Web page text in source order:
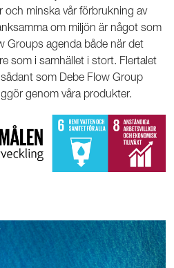
och minska vår förbrukning av
om miljön är något som
Groups agenda både när det
som i samhället i stort. Flertalet
som Debe Flow Group
genom våra produkter.